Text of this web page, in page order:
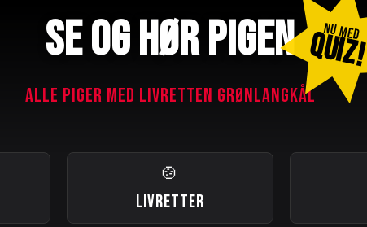
SE OG HØR PIGEN NU MED
QUIZ!
ALLE PIGER MED LIVRETTEN GRØNLANGKÅL
🍲
LIVRETTER